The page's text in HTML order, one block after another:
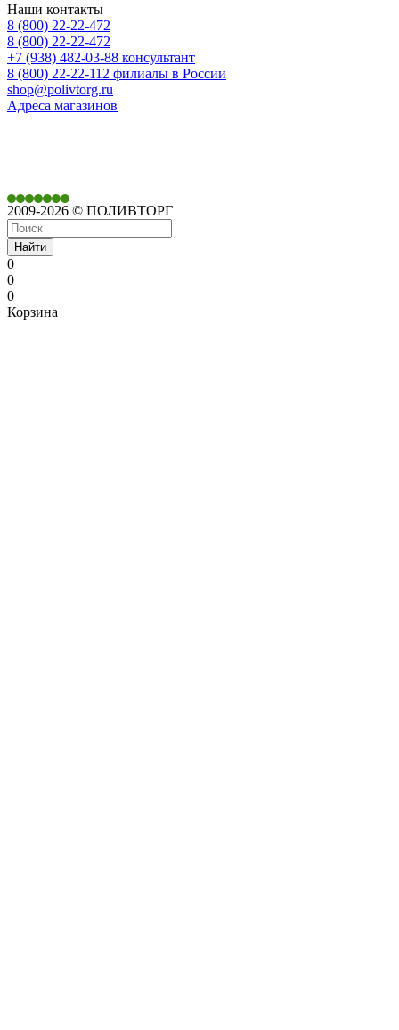
Наши контакты
8 (800) 22-22-472
8 (800) 22-22-472
+7 (938) 482-03-88 консультант
8 (800) 22-22-112 филиалы в России
shop@polivtorg.ru
Адреса магазинов
2009-2026 © ПОЛИВТОРГ
Найти
0
0
0
Корзина